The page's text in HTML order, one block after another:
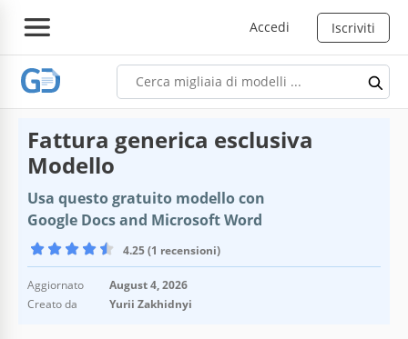
Accedi Iscriviti
Fattura generica esclusiva
Modello
Usa questo gratuito modello con
Google Docs and Microsoft Word
4.25 (1 recensioni)
Aggiornato
August 4, 2026
Creato da
Yurii Zakhidnyi